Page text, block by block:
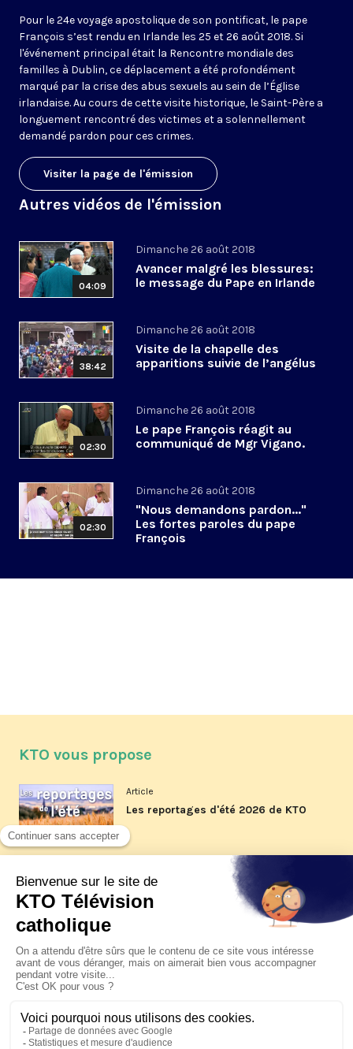
Pour le 24e voyage apostolique de son pontificat, le pape
François s’est rendu en Irlande les 25 et 26 août 2018. Si
l'événement principal était la Rencontre mondiale des
familles à Dublin, ce déplacement a été profondément
marqué par la crise des abus sexuels au sein de l’Église
irlandaise. Au cours de cette visite historique, le Saint-Père a
longuement rencontré des victimes et a solennellement
demandé pardon pour ces crimes.
Visiter la page de l'émission
Autres vidéos de l'émission
04:09
Dimanche 26 août 2018
Avancer malgré les blessures:
le message du Pape en Irlande
38:42
Dimanche 26 août 2018
Visite de la chapelle des
apparitions suivie de l’angélus
02:30
Dimanche 26 août 2018
Le pape François réagit au
communiqué de Mgr Vigano.
02:30
Dimanche 26 août 2018
"Nous demandons pardon..."
Les fortes paroles du pape
François
KTO vous propose
Article
Les reportages d'été 2026 de KTO
La visite pastorale du pape Léon
XIV à Assise à suivre sur KTO le
jeudi 6 août
Le pape en Uruguay, Argentine et
Pérou du 6 au 17 novembre 2026